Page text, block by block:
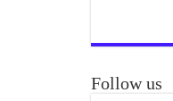
Follow us